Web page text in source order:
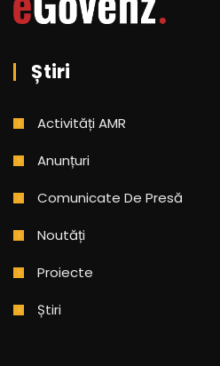
Știri
Activități AMR
Anunțuri
Comunicate De Presă
Noutăți
Proiecte
Știri